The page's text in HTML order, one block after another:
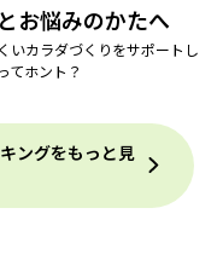
お悩みのかたへ
いカラダづくりをサポートし
てホント？
ングをもっと見